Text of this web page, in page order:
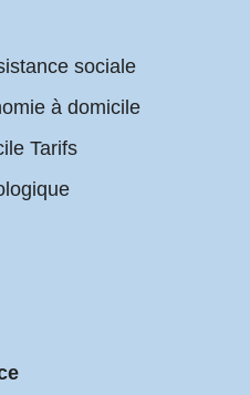
sociale
à domicile
Tarifs